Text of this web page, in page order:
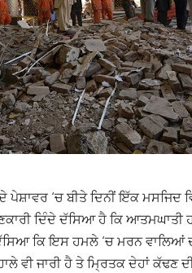
ਪੇਸ਼ਾਵਰ ‘ਚ ਬੀਤੇ ਦਿਨੀਂ ਇੱਕ
ਦਿੰਦੇ ਦੱਸਿਆ ਹੈ ਕਿ
ਕਿ ਇਸ ਹਮਲੇ ‘ਚ ਮਰਨ ਵਾਲਿਆਂ
ਵੀ ਜਾਰੀ ਹੈ ਤੇ ਮ੍ਰਿਤਕ ਦੇਹਾਂ ਕੱਢਣ